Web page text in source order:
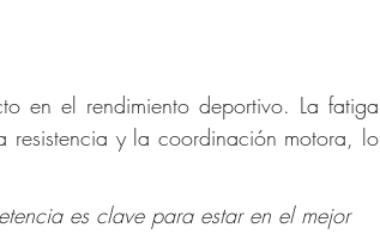
en el rendimiento deportivo. La fatiga
y la coordinación motora, lo
es clave para estar en el mejor